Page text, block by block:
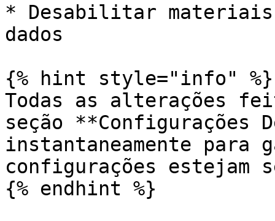
* Desabilitar materiais
dados
{% hint style="info" %}
Todas as alterações
seção **Configurações
instantaneamente para
configurações estejam
{% endhint %}